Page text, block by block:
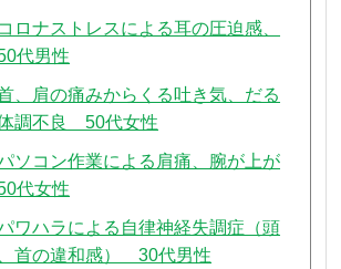
ロナストレスによる耳の圧迫感、
代男性
、肩の痛みからくる吐き気、だる
調不良 50代女性
ソコン作業による肩痛、腕が上が
代女性
ワハラによる自律神経失調症（頭
首の違和感） 30代男性